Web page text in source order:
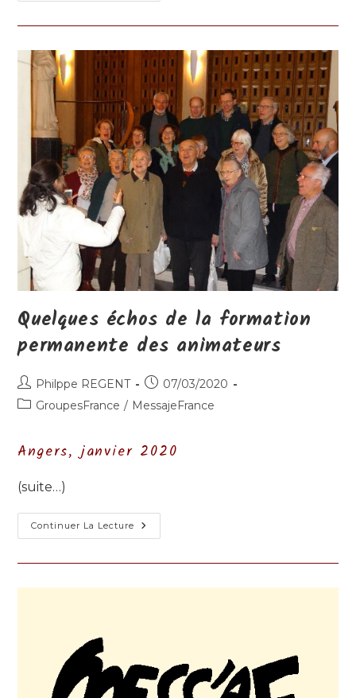
Une
Cette
Histoire,
Ton
Histoire,
Quelle
Est-
Elle
?"
Quelques échos de la formation
permanente des animateurs
Auteur/autrice
de
Philppe REGENT
Publication
publiée :
07/03/2020
PostGroupesFrance / MessajeFrance
Angers, janvier 2020
(suite…)
Continuer La Lecture Quelques
Échos
La